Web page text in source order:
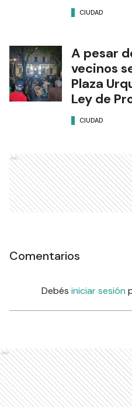
CIUDAD
A pesar
vecinos
Plaza
Ley de
CIUDAD
Ads
Comentarios
Debés iniciar sesión
Ads